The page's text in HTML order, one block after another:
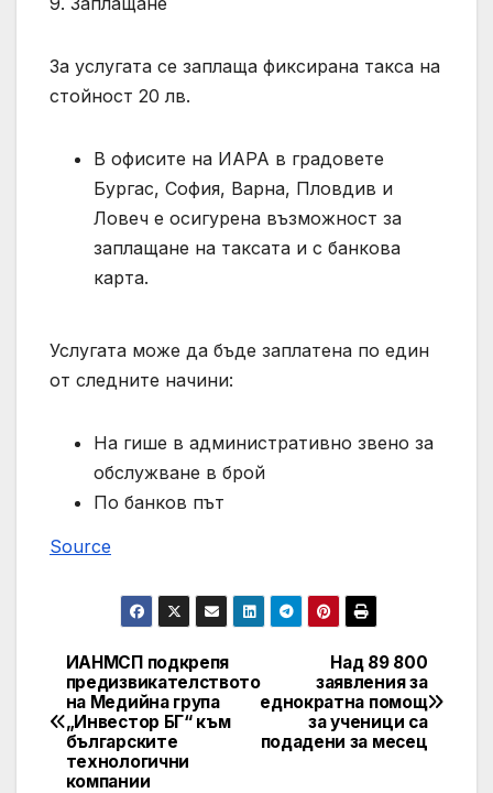
За услугата се заплаща фиксирана такса на
стойност 20 лв.
В офисите на ИАРА в градовете
Бургас, София, Варна, Пловдив и
Ловеч е осигурена възможност за
заплащане на таксата и с банкова
карта.
Услугата може да бъде заплатена по един
от следните начини:
На гише в административно звено за
обслужване в брой
По банков път
Source
Post
navigation
Над 89 800
заявления за
еднократна помощ
за ученици са
подадени за месец
ИАНМСП подкрепя
предизвикателството
на Медийна група
„Инвестор БГ“ към
българските
технологични
компании